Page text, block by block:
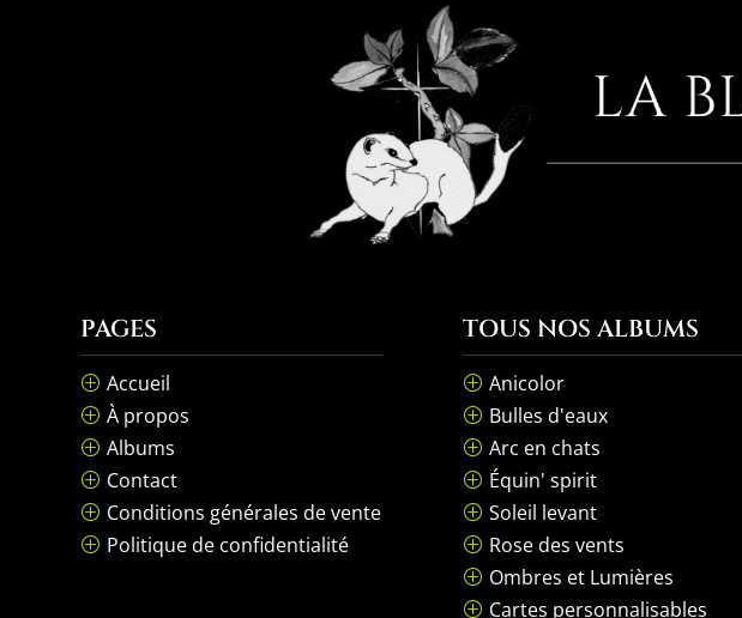
PAGES
P Accueil
P À propos
P Albums
P Contact
P Conditions générales de vente
P Politique de confidentialité
TOUS NOS ALBUMS
P Anicolor
P Bulles d'eaux
P Arc en chats
P Équin' spirit
P Soleil levant
P Rose des vents
P Ombres et Lumières
P Cartes personnalisables